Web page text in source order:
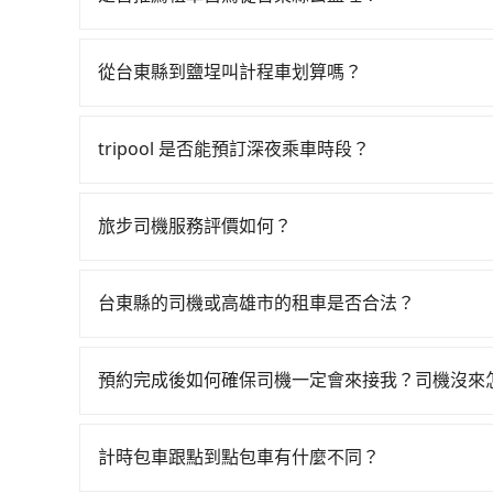
天就要來回，那在台東路邊可隨租隨借的iRent應
預估進去，但額外的汽車保險與可能的罰單都需
理，每一次租車都好像在開樂透一樣。另外，偶
遇到下雨天或者載行李時，就顯得非常不便。
從台東縣到鹽埕叫計程車划算嗎？
近的計程車隊，如新城計程汽車行、山馬計程車
好先上網預約，以免當場被坑受騙。雖然台東縣
tripool 是否能預訂深夜乘車時段？
旅步司機服務評價如何？
程更加順暢和舒適。」
台東縣的司機或高雄市的租車是否合法？
警察臨檢並趕下車，出意外後保險公司更是不會
好辨別叫的車是否合法，就看車牌的開頭，只要不
預約完成後如何確保司機一定會來接我？司機沒來
提供司機的姓名、電話、車牌、車型等資訊，如
計時包車跟點到點包車有什麼不同？